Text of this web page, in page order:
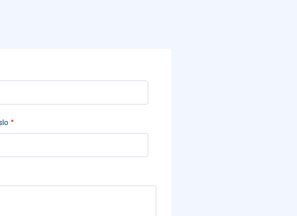
*